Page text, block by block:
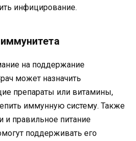
инфицирование.
на поддержание
может назначить
препараты или витамины,
иммунную систему. Также
и правильное питание
поддерживать его